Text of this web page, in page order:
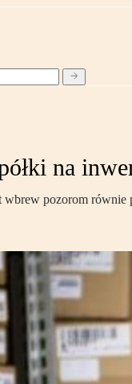
na
pozorom równie